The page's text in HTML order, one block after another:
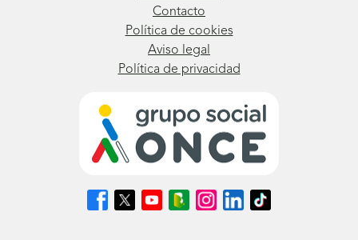
Contacto
Política de cookies
Aviso legal
Política de privacidad
Síguenos
en
Síguenos
en
Síguenos
en
Síguenos
en
Síguenos
en
Síguenos
en
Síguenos
en